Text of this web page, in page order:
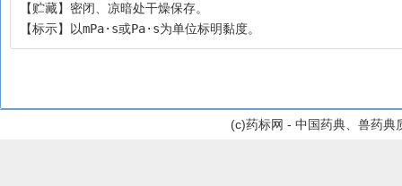
【贮藏】密闭、凉暗处干燥保存。
【标示】以mPa·s或Pa·s为单位标明黏度。
(c)药标网 - 中国药典、兽药典